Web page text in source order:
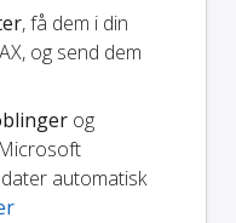
, få dem i din
og send dem
og
automatisk